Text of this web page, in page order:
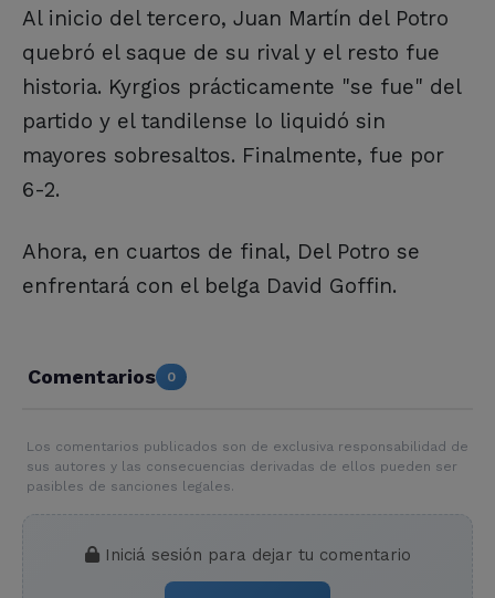
Al inicio del tercero, Juan Martín del Potro
quebró el saque de su rival y el resto fue
historia. Kyrgios prácticamente "se fue" del
partido y el tandilense lo liquidó sin
mayores sobresaltos. Finalmente, fue por
6-2.
Ahora, en cuartos de final, Del Potro se
enfrentará con el belga David Goffin.
Comentarios 0
Los comentarios publicados son de exclusiva responsabilidad de
sus autores y las consecuencias derivadas de ellos pueden ser
pasibles de sanciones legales.
Iniciá sesión para dejar tu comentario